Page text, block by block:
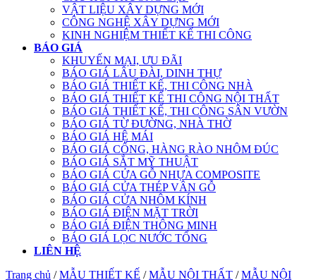
VẬT LIỆU XÂY DỰNG MỚI
CÔNG NGHỆ XÂY DỰNG MỚI
KINH NGHIỆM THIẾT KẾ THI CÔNG
BÁO GIÁ
KHUYẾN MẠI, ƯU ĐÃI
BÁO GIÁ LÂU ĐÀI, DINH THỰ
BÁO GIÁ THIẾT KẾ, THI CÔNG NHÀ
BÁO GIÁ THIẾT KẾ THI CÔNG NỘI THẤT
BÁO GIÁ THIẾT KẾ, THI CÔNG SÂN VƯỜN
BÁO GIÁ TỪ ĐƯỜNG, NHÀ THỜ
BÁO GIÁ HỆ MÁI
BÁO GIÁ CỔNG, HÀNG RÀO NHÔM ĐÚC
BÁO GIÁ SẮT MỸ THUẬT
BÁO GIÁ CỬA GỖ NHỰA COMPOSITE
BÁO GIÁ CỬA THÉP VÂN GỖ
BÁO GIÁ CỬA NHÔM KÍNH
BÁO GIÁ ĐIỆN MẶT TRỜI
BÁO GIÁ ĐIỆN THÔNG MINH
BÁO GIÁ LỌC NƯỚC TỔNG
LIÊN HỆ
Trang chủ /MẪU THIẾT KẾ /MẪU NỘI THẤT /MẪU NỘI